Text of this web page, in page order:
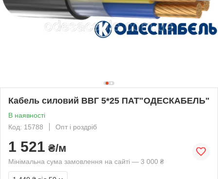
Кабель силовий ВВГ 5*25 ПАТ"ОДЕСКАБЕЛЬ"
В наявності
Код: 15788
Опт і роздріб
1 521 ₴/м
Мінімальна сума замовлення на сайті — 3 000 ₴